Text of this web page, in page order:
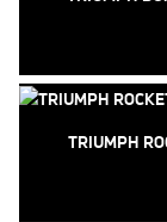
TRIUMPH